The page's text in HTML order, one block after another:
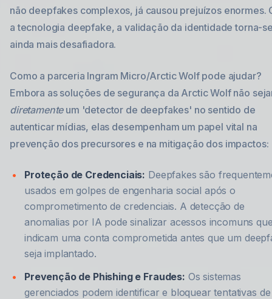
não deepfakes complexos, já causou prejuízos enormes.
a tecnologia deepfake, a validação da identidade torna-
ainda mais desafiadora.
Como a parceria Ingram Micro/Arctic Wolf pode ajudar?
Embora as soluções de segurança da Arctic Wolf não
diretamenteum 'detector de deepfakes' no sentido de
autenticar mídias, elas desempenham um papel vital na
prevenção dos precursores e na mitigação dos impactos:
Proteção de Credenciais: Deepfakes são
usados em golpes de engenharia social após o
comprometimento de credenciais. A detecção de
anomalias por IA pode sinalizar acessos incomuns
indicam uma conta comprometida antes que um
seja implantado.
Prevenção de Phishing e Fraudes: Os sistemas
gerenciados podem identificar e bloquear tentativas de